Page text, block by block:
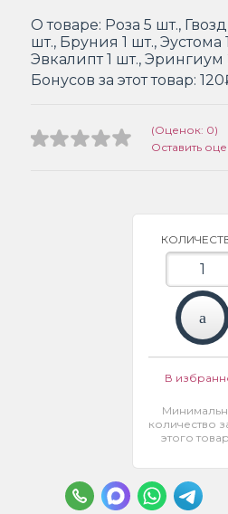
О товаре: Роза 5 шт.,
шт., Бруния 1 шт., Эустома
Эвкалипт 1 шт., Эрингиум
Бонусов за этот товар:
(Оценок: 0)
Оставить
В
количество
этого